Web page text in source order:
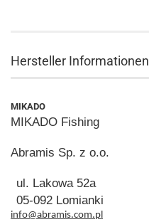
Hersteller Informationen
MIKADO
MIKADO Fishing
Abramis Sp. z o.o.
ul. Lakowa 52a
05-092 Lomianki
info@abramis.com.pl